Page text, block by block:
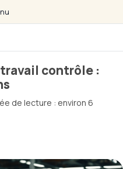
contrôle :
de lecture : environ 6